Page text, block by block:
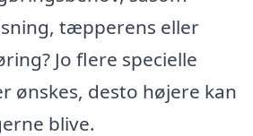
tæpperens eller
Jo flere specielle
ønskes, desto højere kan
blive.